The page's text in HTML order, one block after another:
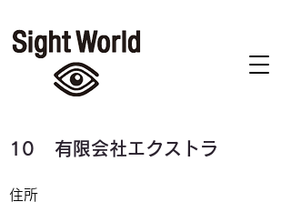
10 有限会社エクストラ
住所